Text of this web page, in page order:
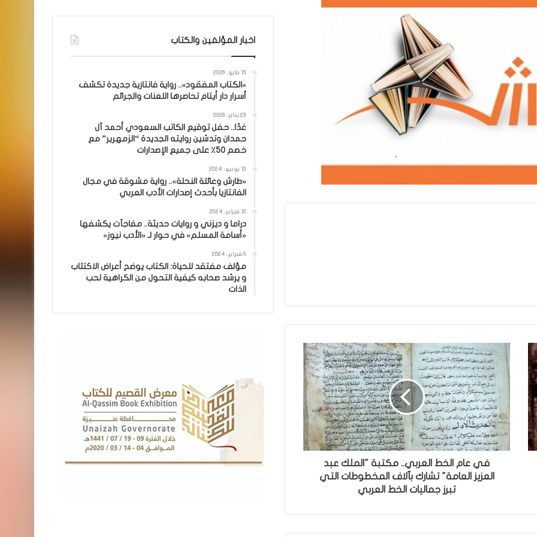
في عام الخط العربي.. مكتبة "الملك عبد
العزيز العامة" تشارك بآلاف المخطوطات التي
تبرز جماليات الخط العربي
اخبار المؤلفين والكتاب
15 مايو، 2026
«الكتاب المفقود».. رواية فانتازية جديدة تكشف
أسرار دار أيتام تحاصرها اللعنات والجرائم
23 يناير، 2026
غدًا.. حفل توقيع الكاتب السعودي أحمد آل
حمدان وتدشين روايته الجديدة “الزمهرير” مع
خصم 50٪ على جميع الإصدارات
10 يونيو، 2024
«طارش وعائلة النحلة».. رواية مشوقة في مجال
الفانتازيا بأحدث إصدارات الأدب العربي
12 فبراير، 2024
دراما و ديزني و روايات حديثة.. مفاجآت يكشفها
«أسامة المسلم» في حوار لـ «الأدب نيوز»
5 فبراير، 2024
مؤلف مفتقد للحياة: الكتاب يوضح أعراض الاكتئاب
و يرشد صحابه كيفية التحول من الكراهية لحب
الذات